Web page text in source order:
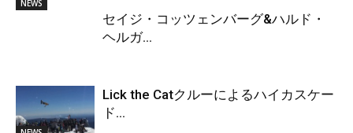
NEWS
セイジ・コッツェンバーグ&ハルド・
ヘルガ...
Lick the Catクルーによるハイカスケー
ド...